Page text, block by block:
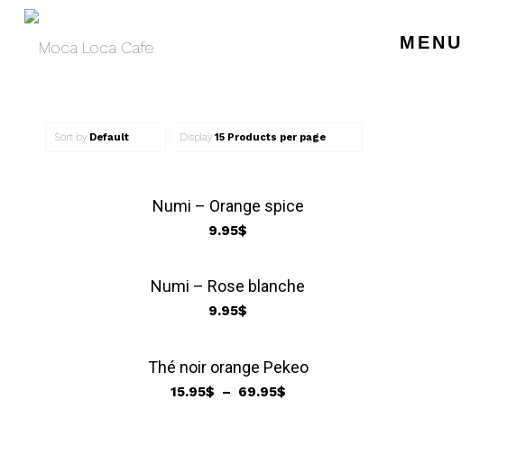
MENU
Sort by Default Display 15 Products per page
Numi – Orange spice
9.95$
Numi – Rose blanche
9.95$
Thé noir orange Pekeo
15.95$ – 69.95$Plage